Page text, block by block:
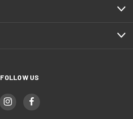
FOLLOW US